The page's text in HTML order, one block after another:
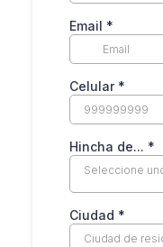
Email *
Celular *
Hincha de... *
Seleccione
Ciudad *